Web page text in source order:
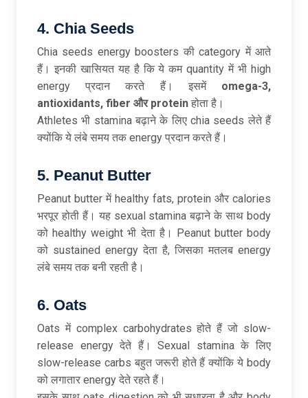
4. Chia Seeds
Chia seeds energy boosters की category में आते
हैं। इनकी खासियत यह है कि ये कम quantity में भी high
energy प्रदान करते हैं। इसमें omega-3,
antioxidants, fiber और protein होता है।
Athletes भी stamina बढ़ाने के लिए chia seeds लेते हैं
क्योंकि ये लंबे समय तक energy प्रदान करते हैं।
5. Peanut Butter
Peanut butter में healthy fats, protein और calories
भरपूर होती हैं। यह sexual stamina बढ़ाने के साथ body
को healthy weight भी देता है। Peanut butter body
को sustained energy देता है, जिसका मतलब energy
लंबे समय तक बनी रहती है।
6. Oats
Oats में complex carbohydrates होते हैं जो slow-
release energy देते हैं। Sexual stamina के लिए
slow-release carbs बहुत जरूरी होते हैं क्योंकि ये body
को लगातार energy देते रहते हैं।